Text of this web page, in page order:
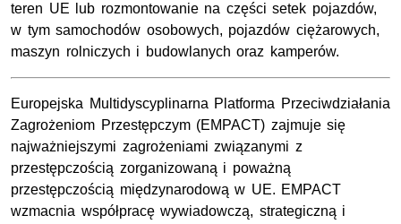
teren UE lub rozmontowanie na części setek pojazdów,
w tym samochodów osobowych, pojazdów ciężarowych,
maszyn rolniczych i budowlanych oraz kamperów.
Europejska Multidyscyplinarna Platforma Przeciwdziałania
Zagrożeniom Przestępczym (EMPACT) zajmuje się
najważniejszymi zagrożeniami związanymi z
przestępczością zorganizowaną i poważną
przestępczością międzynarodową w UE. EMPACT
wzmacnia współpracę wywiadowczą, strategiczną i